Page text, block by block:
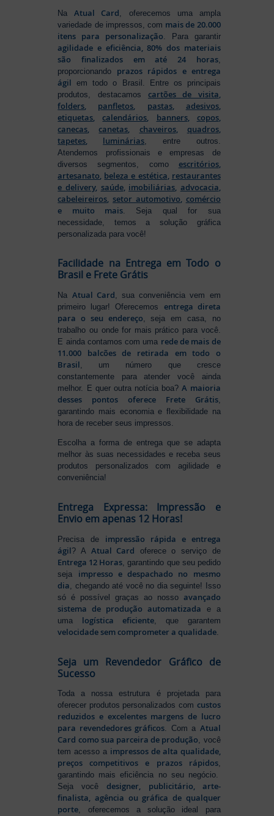
NaAtual Card , oferecemos uma ampla
variedade de impressos, com mais de 20.000
itens para personalização . Para garantir
agilidade e eficiência, 80% dos materiais
são finalizados em até 24 horas,
proporcionando prazos rápidos e entrega
ágil em todo o Brasil. Entre os principais
produtos, destacamos cartões de visita,
folders, panfletos, pastas, adesivos,
etiquetas,calendários, banners, copos,
canecas,canetas, chaveiros, quadros,
tapetes, luminárias , entre outros.
Atendemos profissionais e empresas de
diversos segmentos, como escritórios,
artesanato, beleza e estética, restaurantes
e delivery, saúde, imobiliárias, advocacia,
cabeleireiros, setor automotivo, comércio
e muito mais . Seja qual for sua
necessidade, temos a solução gráfica
personalizada para você!
Facilidade na Entrega em Todo o
Brasil e Frete Grátis
Na Atual Card, sua conveniência vem em
primeiro lugar! Oferecemos entrega direta
para o seu endereço, seja em casa, no
trabalho ou onde for mais prático para você.
E ainda contamos com uma rede de mais de
11.000 balcões de retirada em todo o
Brasil, um número que cresce
constantemente para atender você ainda
melhor. E quer outra notícia boa?A maioria
desses pontos oferece Frete Grátis,
garantindo mais economia e flexibilidade na
hora de receber seus impressos.
Escolha a forma de entrega que se adapta
melhor às suas necessidades e receba seus
produtos personalizados com agilidade e
conveniência!
Entrega Expressa: Impressão e
Envio em apenas 12 Horas!
Precisa de impressão rápida e entrega
ágil? A Atual Card oferece o serviço de
Entrega 12 Horas , garantindo que seu pedido
seja impresso e despachado no mesmo
dia , chegando até você no dia seguinte! Isso
só é possível graças ao nosso avançado
sistema de produção automatizada e a
uma logística eficiente , que garantem
velocidade sem comprometer a qualidade
Seja um Revendedor Gráfico de
Sucesso
Toda a nossa estrutura é projetada para
oferecer produtos personalizados com custos
reduzidos e excelentes margens de lucro
para revendedores gráficos. Com a Atual
Card como sua parceira de produção, você
tem acesso a impressos de alta qualidade,
preços competitivos e prazos rápidos,
garantindo mais eficiência no seu negócio.
Seja vocêdesigner, publicitário, arte-
finalista, agência ou gráfica de qualquer
porte, oferecemos a solução ideal para